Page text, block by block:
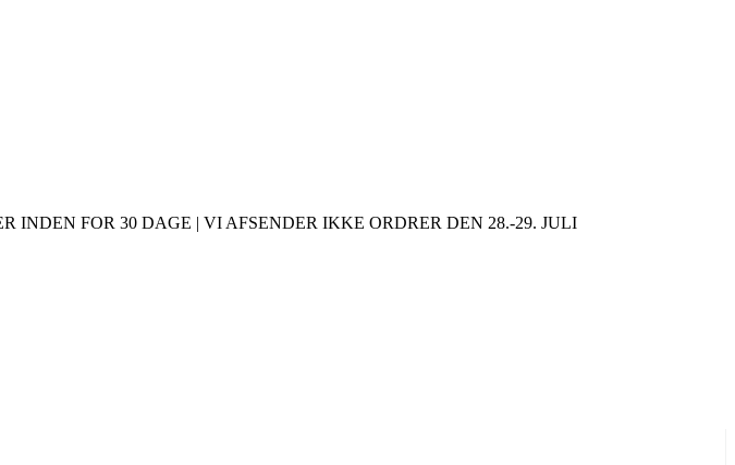
INDEN FOR 30 DAGE | VI AFSENDER IKKE ORDRER DEN 28.-29. JULI